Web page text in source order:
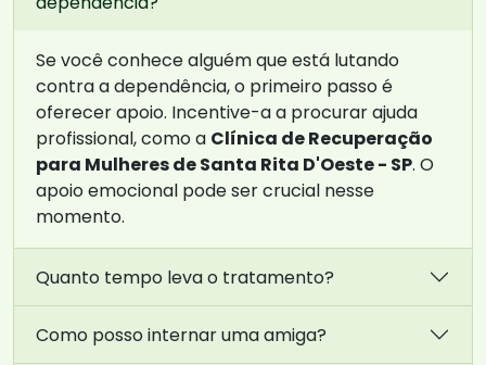
Se você conhece alguém que está lutando
contra a dependência, o primeiro passo é
oferecer apoio. Incentive-a a procurar ajuda
profissional, como a Clínica de Recuperação
para Mulheres de Santa Rita D'Oeste - SP. O
apoio emocional pode ser crucial nesse
momento.
Quanto tempo leva o tratamento?
Como posso internar uma amiga?